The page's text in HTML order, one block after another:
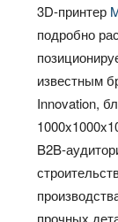
3D-принтер
подробно
известным
Innovation,
B2B-
прочных